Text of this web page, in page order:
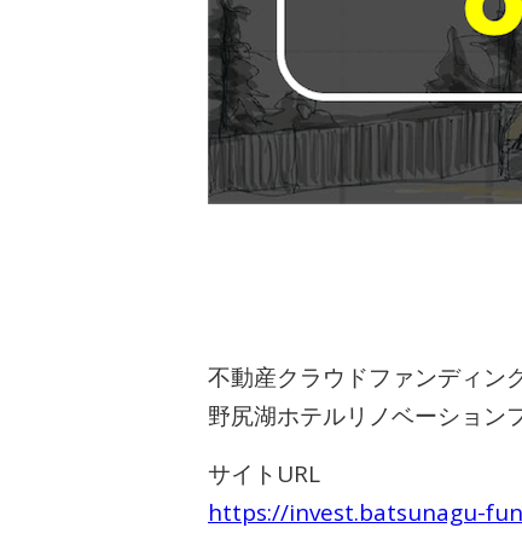
不動産クラウドファンディン
野尻湖ホテルリノベーション
サイトURL
https://invest.batsunagu-